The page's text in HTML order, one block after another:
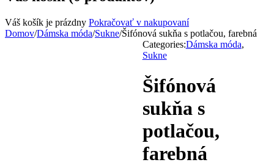
Váš košík je prázdny Pokračovať v nakupovaní
Domov/Dámska móda/Sukne/Šifónová sukňa s potlačou, farebná
Categories:Dámska móda,
Sukne
Šifónová
sukňa s
potlačou,
farebná